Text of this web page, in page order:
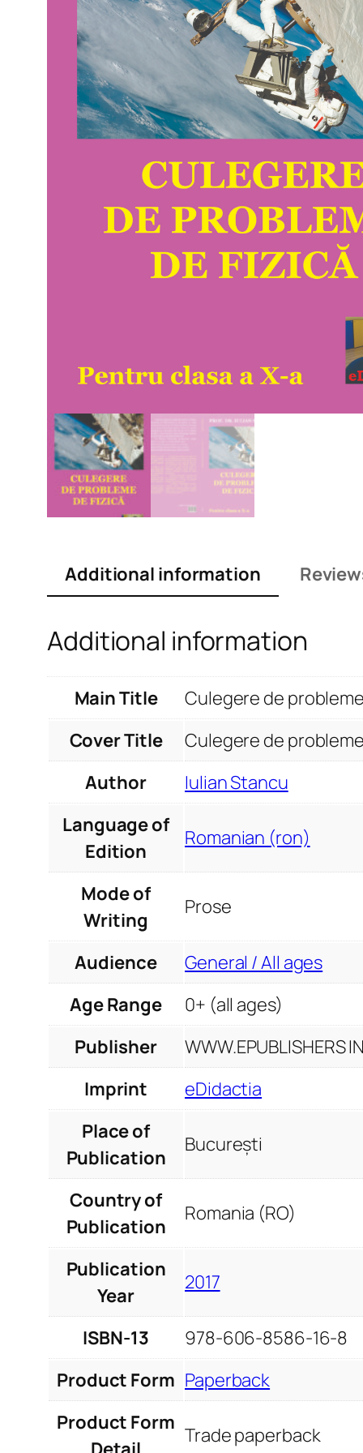
Additional information
Additional information
Main Title
Culegere de
Cover Title
Culegere de
Author
Iulian Stancu
Language of
Edition
Romanian (ron)
Mode of
Writing
Prose
Audience
General / All ages
Age Range
0+ (all ages)
Publisher
WWW.EPUBLISHERS
Imprint
eDidactia
Place of
Publication
București
Country of
Publication
Romania (RO)
Publication
Year
2017
ISBN-13
978-606-8586-16-8
Product Form Paperback
Product Form
Trade paperback